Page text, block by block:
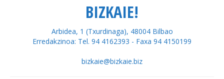
BIZKAIE!
Arbidea, 1 (Txurdinaga), 48004 Bilbao
Erredakzinoa: Tel. 94 4162393 - Faxa 94 4150199
bizkaie@bizkaie.biz